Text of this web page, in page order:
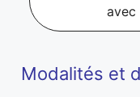
avec
Modalités et